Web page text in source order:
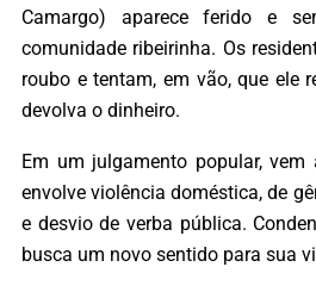
Camargo) aparece ferido e
comunidade ribeirinha. Os
roubo e tentam, em vão, que ele
devolva o dinheiro.
Em um julgamento popular,
envolve violência doméstica, de
e desvio de verba pública.
busca um novo sentido para sua